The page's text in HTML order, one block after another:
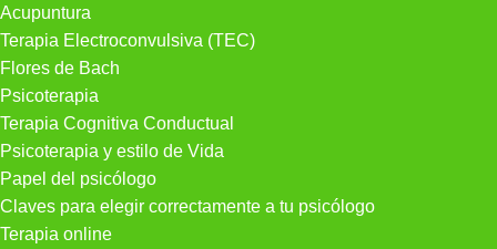
Acupuntura
Terapia Electroconvulsiva (TEC)
Flores de Bach
Psicoterapia
Terapia Cognitiva Conductual
Psicoterapia y estilo de Vida
Papel del psicólogo
Claves para elegir correctamente a tu psicólogo
Terapia online